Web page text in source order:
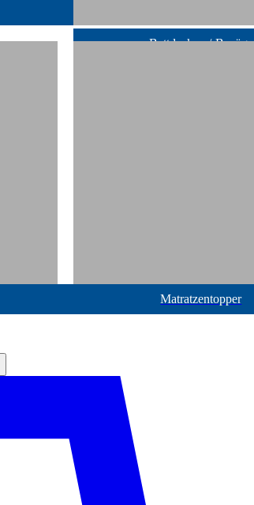
Bettdecken /-Bezüge
Matratzentopper